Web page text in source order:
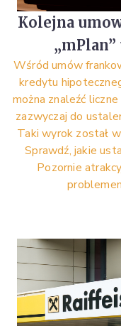
Kolejna
„mPlan”
Wśród umów
kredytu
można znaleźć
zazwyczaj do
Taki wyrok został
Sprawdź, jakie
Pozornie